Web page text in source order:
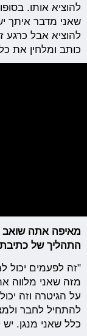
להוציא אותו.
שאני מדבר איתך
להוציא אבל כרגע
כותב ומלחין את
מאיפה אתה שואב
התהליך של
"זה לפעמים יכול
מזה שאני מלווה
על הגיטרה וזה
להתחיל לחבר
כלל שאני מנגן.